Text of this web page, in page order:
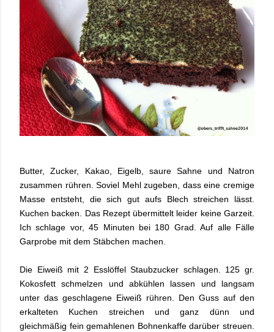
Butter, Zucker, Kakao, Eigelb, saure Sahne und Natron
zusammen rühren. Soviel Mehl zugeben, dass eine cremige
Masse entsteht, die sich gut aufs Blech streichen lässt.
Kuchen backen. Das Rezept übermittelt leider keine Garzeit.
Ich schlage vor, 45 Minuten bei 180 Grad. Auf alle Fälle
Garprobe mit dem Stäbchen machen.
Die Eiweiß mit 2 Esslöffel Staubzucker schlagen. 125 gr.
Kokosfett schmelzen und abkühlen lassen und langsam
unter das geschlagene Eiweiß rühren. Den Guss auf den
erkalteten Kuchen streichen und ganz dünn und
gleichmäßig fein gemahlenen Bohnenkaffe darüber streuen.